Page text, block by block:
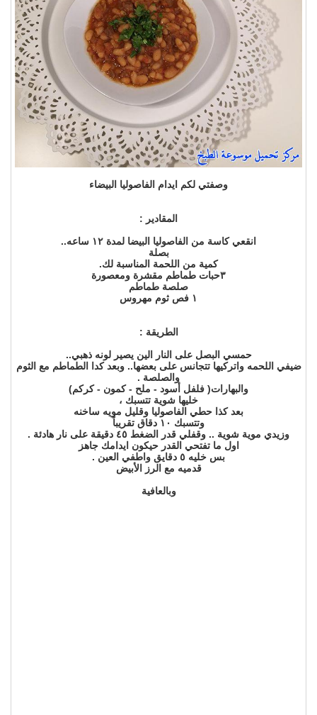
وصفتي لكم ايدام الفاصوليا البيضاء
المقادير :
انقعي كاسة من الفاصوليا البيضا لمدة ١٢ ساعه..
بصلة
كمية من اللحمة المناسبة لك.
٣حبات طماطم مقشرة ومعصورة
صلصة طماطم
١ فص ثوم مهروس
الطريقة :
حمسي البصل على النار الين يصير لونه ذهبي..
ضيفي اللحمه واتركيها تتجانس على بعضها.. وبعد كدا الطماطم مع الثوم
والصلصة .
والبهارات( فلفل أسود - ملح - كمون - كركم)
خليها شوية تتسبك ،
بعد كذا حطي الفاصوليا وقليل مويه ساخنه
وتتسبك ١٠ دقاق تقريباً
وزيدي موية شوية .. وقفلي قدر الضغط ٤٥ دقيقة على نار هادئة .
اول ما تفتحي القدر حيكون ايدامك جاهز
بس خليه ٥ دقايق واطفي العين .
قدميه مع الرز الأبيض
وبالعافية